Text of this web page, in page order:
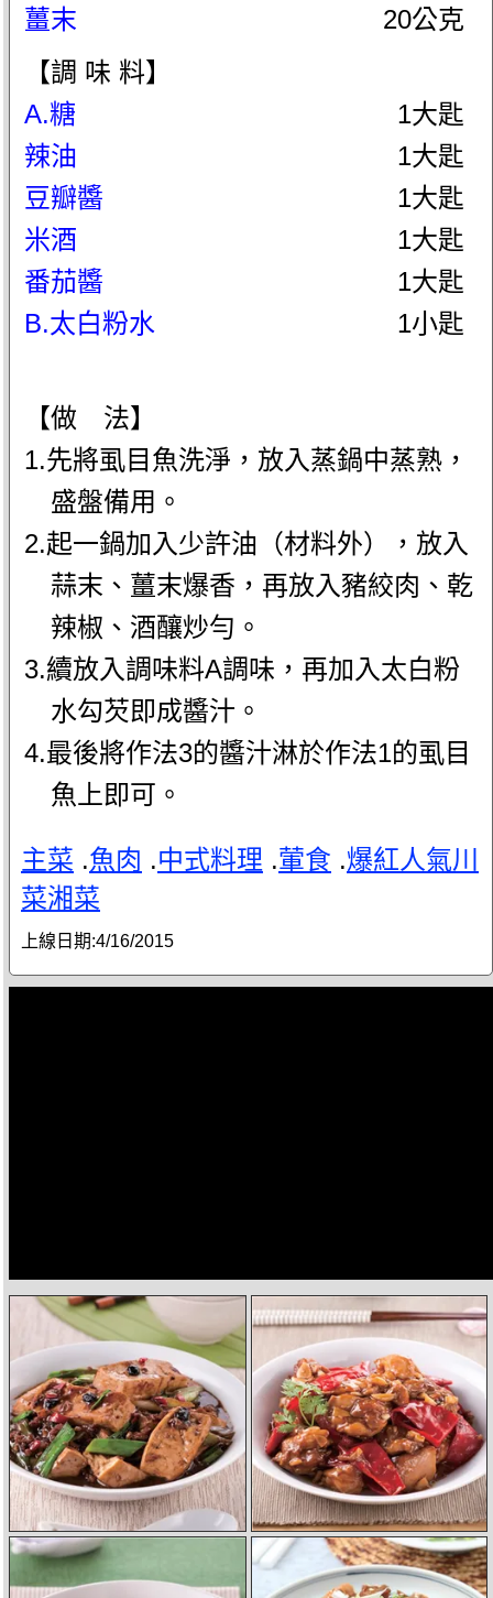
薑末
20公克
【調 味 料】
A.糖
1大匙
辣油
1大匙
豆瓣醬
1大匙
米酒
1大匙
番茄醬
1大匙
B.太白粉水
1小匙
【做 法】
1.先將虱目魚洗淨，放入蒸鍋中蒸熟，
盛盤備用。
2.起一鍋加入少許油（材料外），放入
蒜末、薑末爆香，再放入豬絞肉、乾
辣椒、酒釀炒勻。
3.續放入調味料A調味，再加入太白粉
水勾芡即成醬汁。
4.最後將作法3的醬汁淋於作法1的虱目
魚上即可。
主菜 .魚肉 .中式料理 .葷食 .爆紅人氣川
菜湘菜
上線日期:4/16/2015